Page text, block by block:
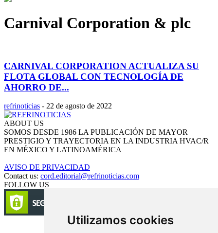
Utilizamos cookies
Carnival Corporation & plc
CARNIVAL CORPORATION ACTUALIZA SU
FLOTA GLOBAL CON TECNOLOGÍA DE
AHORRO DE...
refrinoticias - 22 de agosto de 2022
ABOUT US
SOMOS DESDE 1986 LA PUBLICACIÓN DE MAYOR
PRESTIGIO Y TRAYECTORIA EN LA INDUSTRIA HVAC/R
EN MÉXICO Y LATINOAMÉRICA
AVISO DE PRIVACIDAD
Contact us: cord.editorial@refrinoticias.com
FOLLOW US